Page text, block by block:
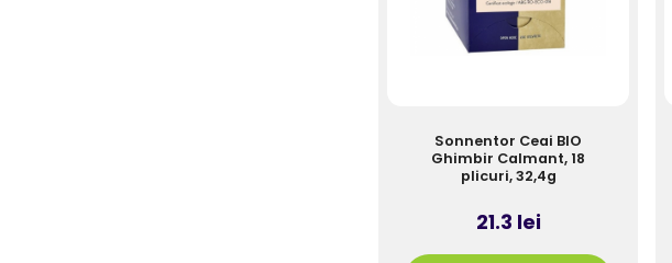
Sonnentor Ceai BIO
Ghimbir Calmant, 18
plicuri, 32,4g
21.3 lei